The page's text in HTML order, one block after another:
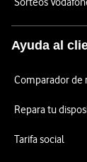
Ayuda al
Comparador de
Repara tu
Tarifa social